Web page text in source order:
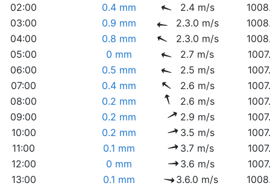
02:00
0.4 mm 2.4 m/s
03:00
0.9 mm 2.3.0 m/s
04:00
0.8 mm 2.3.0 m/s
05:00
0 mm 2.7 m/s
06:00
0.5 mm 2.5 m/s
07:00
0.4 mm 2.6 m/s
08:00
0.2 mm 2.6 m/s
09:00
0.2 mm 2.9 m/s
10:00
0.2 mm 3.5 m/s
11:00
0.1 mm 3.7 m/s
12:00
0 mm 3.6 m/s
13:00
0.1 mm 3.6.0 m/s